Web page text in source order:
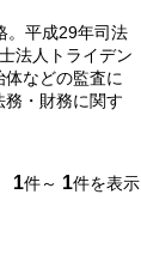
。平成29年司法
法人トライデン
体などの監査に
・財務に関す
1件～ 1件を表示